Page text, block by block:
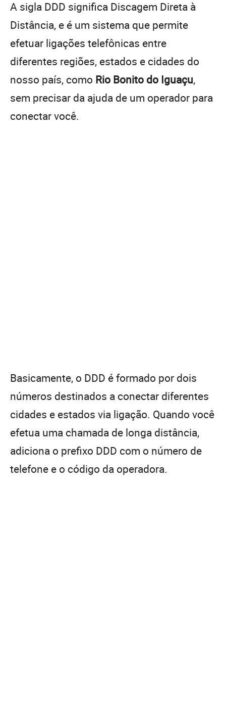
A sigla DDD significa Discagem Direta à
Distância, e é um sistema que permite
efetuar ligações telefônicas entre
diferentes regiões, estados e cidades do
nosso país, como Rio Bonito do Iguaçu,
sem precisar da ajuda de um operador para
conectar você.
Basicamente, o DDD é formado por dois
números destinados a conectar diferentes
cidades e estados via ligação. Quando você
efetua uma chamada de longa distância,
adiciona o prefixo DDD com o número de
telefone e o código da operadora.